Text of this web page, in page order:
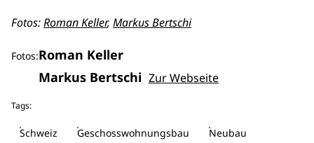
Fotos:Roman Keller, Markus Bertschi
Fotos:Roman Keller
Markus Bertschi Zur Webseite
Tags:
Schweiz Geschosswohnungsbau
Neubau